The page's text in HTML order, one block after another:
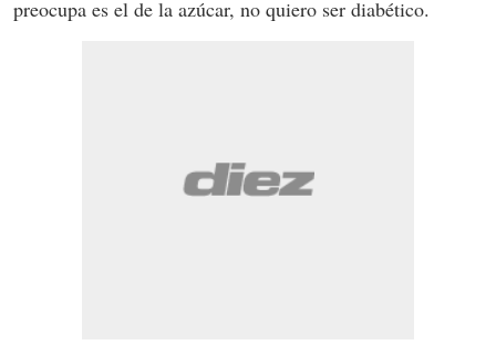
preocupa es el de la azúcar, no quiero ser diabético.